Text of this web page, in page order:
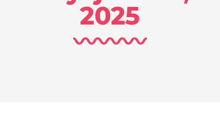
2025